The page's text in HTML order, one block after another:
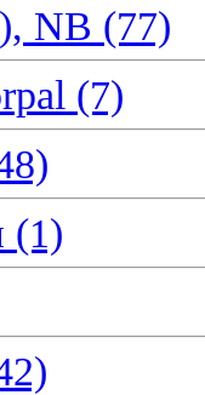
NB (77)
(7)
(1)